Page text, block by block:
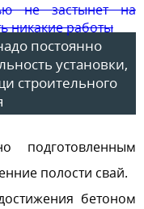
постоянно
установки,
строительного
подготовленным
полости свай.
бетоном